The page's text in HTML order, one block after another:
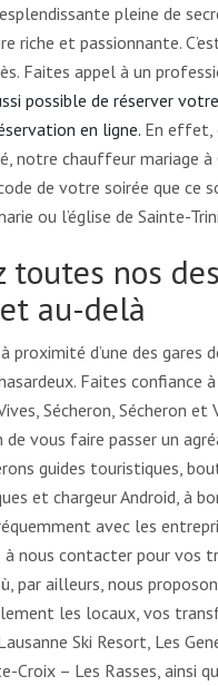
pleine de
riche et passionnante.
Faites appel à un
possible de réserver votre
en ligne. En effet,
notre chauffeur mariage à
de votre soirée que ce
ou l’église de Sainte-
toutes nos
au-delà
proximité d’une des gares
Faites confiance à
Sécheron, Sécheron et
vous faire passer un
guides touristiques,
et chargeur Android, à
avec les
à nous contacter pour vos
par ailleurs, nous
les locaux, vos
Ski Resort, Les
Croix – Les Rasses, ainsi